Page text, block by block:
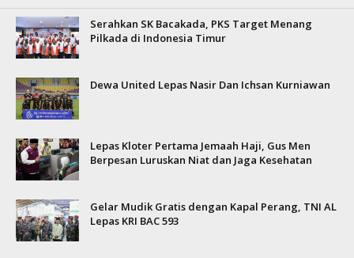
Serahkan SK Bacakada, PKS Target Menang
Pilkada di Indonesia Timur
Dewa United Lepas Nasir Dan Ichsan Kurniawan
Lepas Kloter Pertama Jemaah Haji, Gus Men
Berpesan Luruskan Niat dan Jaga Kesehatan
Gelar Mudik Gratis dengan Kapal Perang, TNI AL
Lepas KRI BAC 593